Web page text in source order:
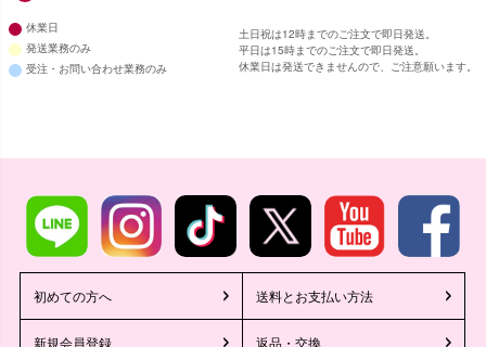
休業日
発送業務のみ
受注・お問い合わせ業務のみ
土日祝は12時までのご注文で即日発送。
平日は15時までのご注文で即日発送。
休業日は発送できませんので、ご注意願います。
初めての方へ 送料とお支払い方法
新規会員登録 返品・交換